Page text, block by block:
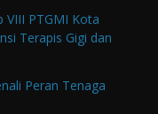
VIII PTGMI Kota
Terapis Gigi dan
Peran Tenaga